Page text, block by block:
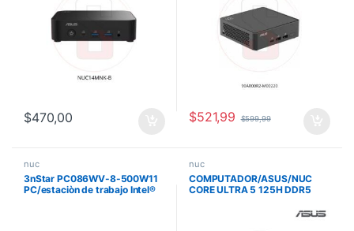
$470,00 $521,99 $599,99
nuc
3nStar PC086WV-8-500W11
PC/estaciòn de trabajo Intel®
nuc
COMPUTADOR/ASUS/NUC
CORE ULTRA 5 125H DDR5
INCLUYE CABLE 90AR0072-